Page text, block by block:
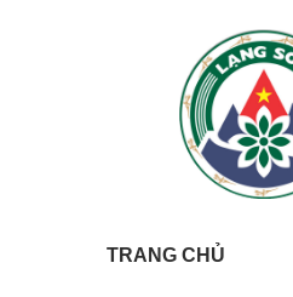
TRANG CHỦ